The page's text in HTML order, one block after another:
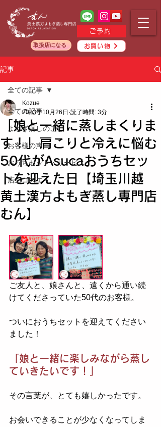
ご予約
お買い物
取扱店になる
記事
全ての記事
よもぎ蒸しのこと
お客様の声
おうちセット・サービス
店主コズエ
全ての記事
「娘と一緒に蒸しまくりま
す！」肩こりと冷えに悩む
50代がAsucaおうちセッ
トを迎えた日【埼玉川越
黄土漢方よもぎ蒸し専門店
むん】
Kozue
2023年10月26日 読了時間: 3分
ご友人と、娘さんと、遠くから通い続
けてくださっていた50代のお客様。
ついにおうちセットを迎えてください
ました！
「娘と一緒に楽しみながら蒸し
ていきたいです！」
その言葉が、とても嬉しかったです。
お会いできることが少なくなってしま